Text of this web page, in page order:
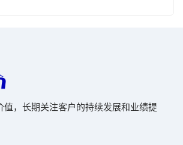
值，长期关注客户的持续发展和业绩提